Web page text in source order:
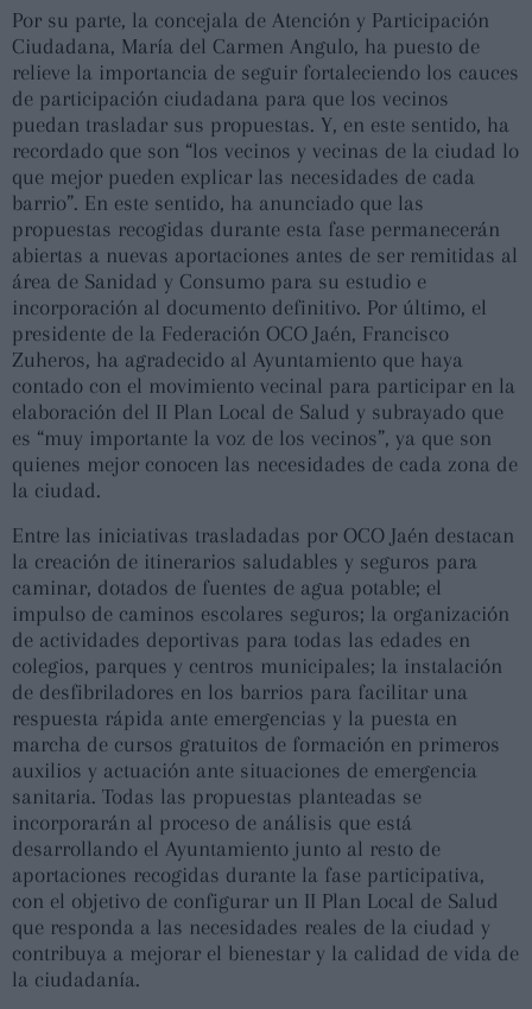
Por su parte, la concejala de Atención y Participación
Ciudadana, María del Carmen Angulo, ha puesto de
relieve la importancia de seguir fortaleciendo los cauces
de participación ciudadana para que los vecinos
puedan trasladar sus propuestas. Y, en este sentido, ha
recordado que son “los vecinos y vecinas de la ciudad lo
que mejor pueden explicar las necesidades de cada
barrio”. En este sentido, ha anunciado que las
propuestas recogidas durante esta fase permanecerán
abiertas a nuevas aportaciones antes de ser remitidas al
área de Sanidad y Consumo para su estudio e
incorporación al documento definitivo. Por último, el
presidente de la Federación OCO Jaén, Francisco
Zuheros, ha agradecido al Ayuntamiento que haya
contado con el movimiento vecinal para participar en la
elaboración del II Plan Local de Salud y subrayado que
es “muy importante la voz de los vecinos”, ya que son
quienes mejor conocen las necesidades de cada zona de
la ciudad.
Entre las iniciativas trasladadas por OCO Jaén destacan
la creación de itinerarios saludables y seguros para
caminar, dotados de fuentes de agua potable; el
impulso de caminos escolares seguros; la organización
de actividades deportivas para todas las edades en
colegios, parques y centros municipales; la instalación
de desfibriladores en los barrios para facilitar una
respuesta rápida ante emergencias y la puesta en
marcha de cursos gratuitos de formación en primeros
auxilios y actuación ante situaciones de emergencia
sanitaria. Todas las propuestas planteadas se
incorporarán al proceso de análisis que está
desarrollando el Ayuntamiento junto al resto de
aportaciones recogidas durante la fase participativa,
con el objetivo de configurar un II Plan Local de Salud
que responda a las necesidades reales de la ciudad y
contribuya a mejorar el bienestar y la calidad de vida de
la ciudadanía.